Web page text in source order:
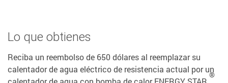
Lo que obtienes
Reciba un reembolso de 650 dólares al reemplazar su
calentador de agua eléctrico de resistencia actual por un
®